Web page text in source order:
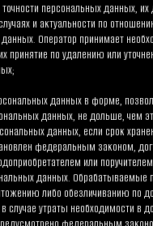
персональных данных, их
и актуальности по
Оператор принимает
принятие по удалению или
данных в форме,
данных, не дольше, чем
данных, если срок
федеральным законом,
или
данных. Обрабатываемые
либо обезличиванию по
случае утраты необходимости в